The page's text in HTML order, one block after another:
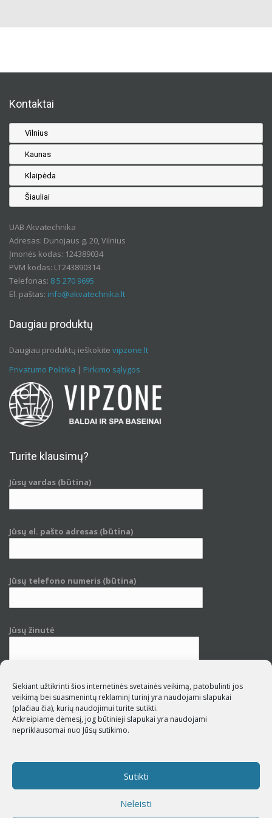
Siekiant užtikrinti šios internetinės svetainės veikimą, patobulinti jos
veikimą bei suasmenintų reklaminį turinį yra naudojami slapukai
(plačiau čia), kurių naudojimui turite sutikti.
Atkreipiame dėmesį, jog būtinieji slapukai yra naudojami
nepriklausomai nuo Jūsų sutikimo.
Sutikti
Neleisti
Kontaktai
Vilnius
Kaunas
Klaipėda
Šiauliai
UAB Akvatechnika
Adresas: Dunojaus g. 20, Vilnius
Įmonės kodas: 124389034
PVM kodas: LT243890314
Telefonas: 8 5 270 9695
El. paštas: info@akvatechnika.lt
Daugiau produktų
Daugiau produktų ieškokite vipzone.lt
Privatumo Politika | Pirkimo sąlygos
Turite klausimų?
Jūsų vardas (būtina)
Jūsų el. pašto adresas (būtina)
Jūsų telefono numeris (būtina)
Jūsų žinutė
Suprivatumo politikasusipažinau